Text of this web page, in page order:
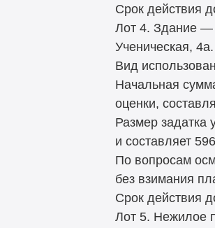
Срок действия
Лот 4. Здание —
Ученическая, 4а.
Вид
Начальная
оценки,
Размер задатка
и составляет
По вопросам
без взимания
Срок действия
Лот 5. Нежилое